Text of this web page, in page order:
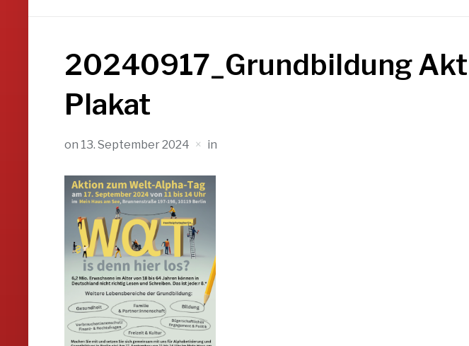
20240917_Grundbildung
Plakat
on 13. September 2024 in